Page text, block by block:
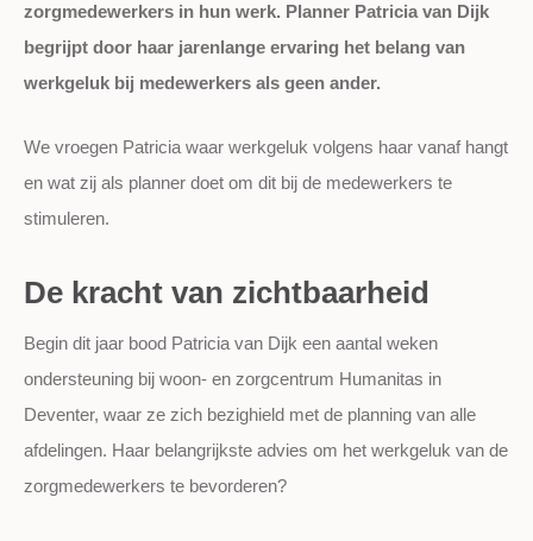
zorgmedewerkers in hun werk. Planner Patricia van Dijk
begrijpt door haar jarenlange ervaring het belang van
werkgeluk bij medewerkers als geen ander.
We vroegen Patricia waar werkgeluk volgens haar vanaf hangt
en wat zij als planner doet om dit bij de medewerkers te
stimuleren.
De kracht van zichtbaarheid
Begin dit jaar bood Patricia van Dijk een aantal weken
ondersteuning bij woon- en zorgcentrum Humanitas in
Deventer, waar ze zich bezighield met de planning van alle
afdelingen. Haar belangrijkste advies om het werkgeluk van de
zorgmedewerkers te bevorderen?